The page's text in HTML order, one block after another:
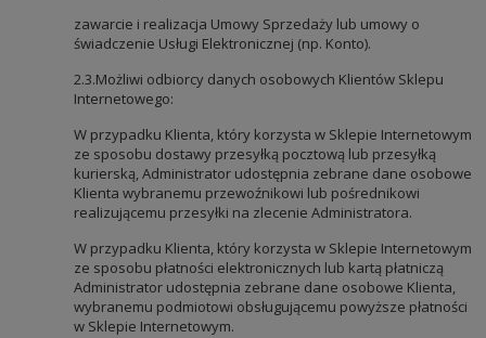
zawarcie i realizacja Umowy Sprzedaży lub umowy o
świadczenie Usługi Elektronicznej (np. Konto).
2.3.Możliwi odbiorcy danych osobowych Klientów Sklepu
Internetowego:
W przypadku Klienta, który korzysta w Sklepie Internetowym
ze sposobu dostawy przesyłką pocztową lub przesyłką
kurierską, Administrator udostępnia zebrane dane osobowe
Klienta wybranemu przewoźnikowi lub pośrednikowi
realizującemu przesyłki na zlecenie Administratora.
W przypadku Klienta, który korzysta w Sklepie Internetowym
ze sposobu płatności elektronicznych lub kartą płatniczą
Administrator udostępnia zebrane dane osobowe Klienta,
wybranemu podmiotowi obsługującemu powyższe płatności
w Sklepie Internetowym.